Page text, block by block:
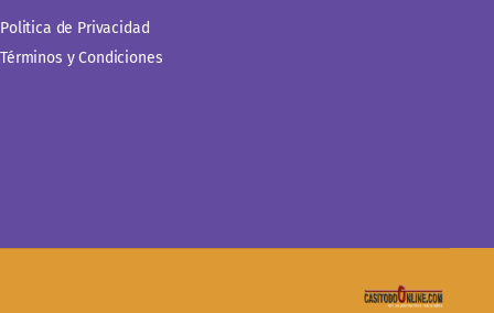
Politica de Privacidad
Términos y Condiciones